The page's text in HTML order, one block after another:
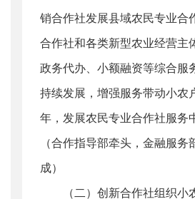
销合作社发展县域农民专业合
合作社和各类新型农业经营主
政务代办、小额融资等综合服
持续发展，增强服务带动小农
年，发展农民专业合作社服务
（合作指导部牵头，金融服务
成）
（二）创新合作社组织小